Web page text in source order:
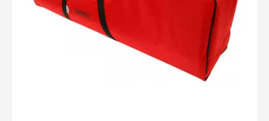
Accessoires pour montures
Têtes
Pièces détachées